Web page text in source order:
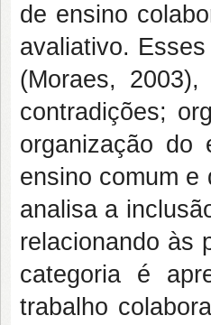
de ensino
avaliativo.
(Moraes,
contradições;
organização do
ensino comum e
analisa a
relacionando às
categoria é
trabalho